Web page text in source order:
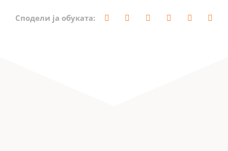
Сподели ја обуката: